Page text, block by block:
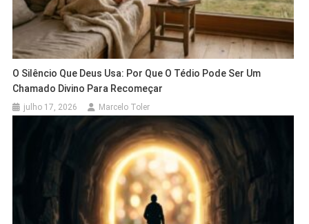
O Silêncio Que Deus Usa: Por Que O Tédio Pode Ser Um
Chamado Divino Para Recomeçar
julho 17, 2026 Marcelo Toler